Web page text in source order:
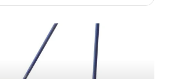
و
س
ب
و
ك